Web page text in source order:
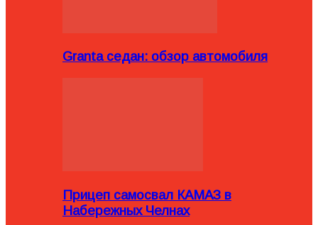
Granta седан: обзор автомобиля
Прицеп самосвал КАМАЗ в
Набережных Челнах